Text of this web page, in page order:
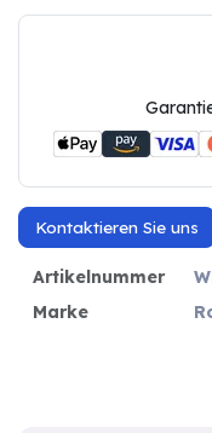
Kontaktieren Sie uns
Artikelnummer
Marke